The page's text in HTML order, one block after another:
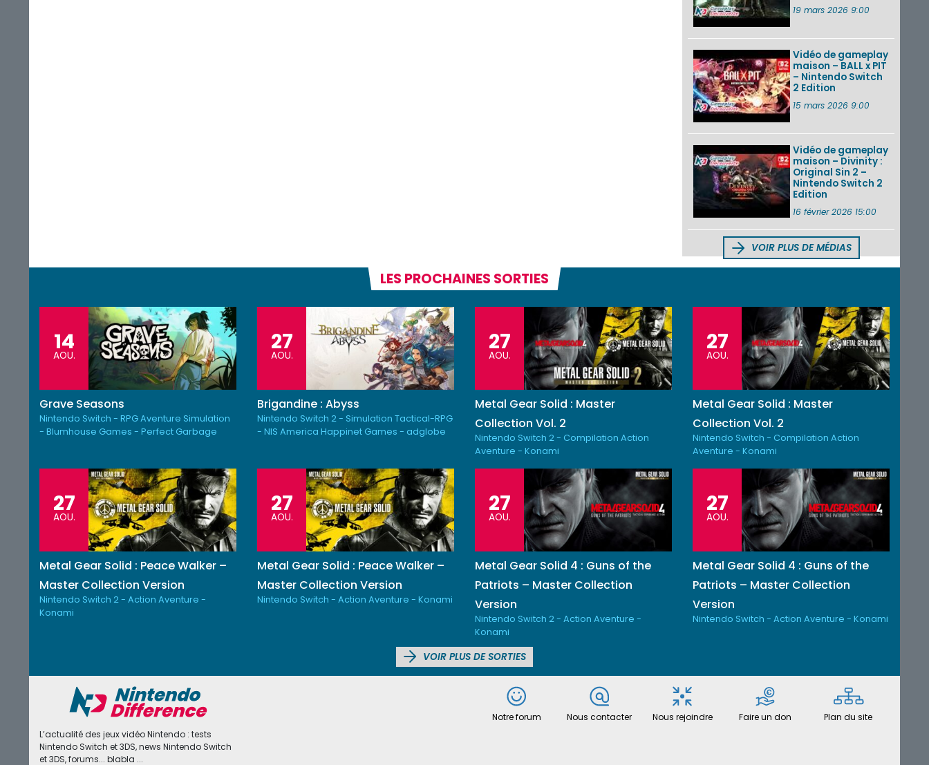
19 mars 2026 9:00
Vidéo de gameplay
maison – BALL x PIT
– Nintendo Switch
2 Edition
15 mars 2026 9:00
Vidéo de gameplay
maison – Divinity :
Original Sin 2 –
Nintendo Switch 2
Edition
16 février 2026 15:00
VOIR PLUS DE MÉDIAS
LES PROCHAINES SORTIES
14
AOU.
Grave Seasons
Nintendo Switch - RPG Aventure Simulation
- Blumhouse Games - Perfect Garbage
27
AOU.
Brigandine : Abyss
Nintendo Switch 2 - Simulation Tactical-RPG
- NIS America Happinet Games - adglobe
27
AOU.
Metal Gear Solid : Master
Collection Vol. 2
Nintendo Switch 2 - Compilation Action
Aventure - Konami
27
AOU.
Metal Gear Solid : Master
Collection Vol. 2
Nintendo Switch - Compilation Action
Aventure - Konami
27
AOU.
Metal Gear Solid : Peace Walker –
Master Collection Version
Nintendo Switch 2 - Action Aventure -
Konami
27
AOU.
Metal Gear Solid : Peace Walker –
Master Collection Version
Nintendo Switch - Action Aventure - Konami
27
AOU.
Metal Gear Solid 4 : Guns of the
Patriots – Master Collection
Version
Nintendo Switch 2 - Action Aventure -
Konami
27
AOU.
Metal Gear Solid 4 : Guns of the
Patriots – Master Collection
Version
Nintendo Switch - Action Aventure - Konami
VOIR PLUS DE SORTIES
L’actualité des jeux vidéo Nintendo : tests
Nintendo Switch et 3DS, news Nintendo Switch
et 3DS, forums... blabla ...
Notre forum Nous contacter Nous rejoindre Faire un don Plan du site